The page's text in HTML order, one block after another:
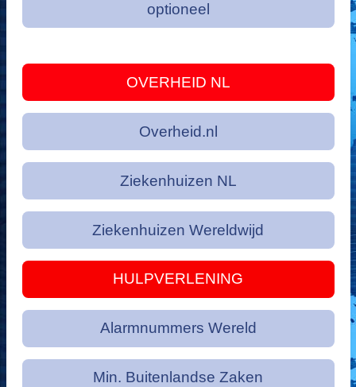
optioneel
OVERHEID NL
Overheid.nl
Ziekenhuizen NL
Ziekenhuizen Wereldwijd
HULPVERLENING
Alarmnummers Wereld
Min. Buitenlandse Zaken